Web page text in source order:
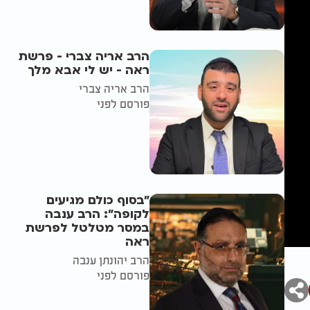
הרב אריה צברי - פרשת
ראה - יש לי אבא מלך
הרב אריה צברי
פורסם לפני
"בסוף כולם מגיעים
לקופה": הרב ענבה
במסר מטלטל לפרשת
ראה
הרב יהונתן ענבה
פורסם לפני